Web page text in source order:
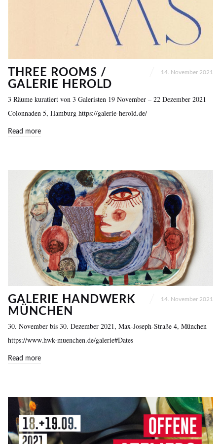
THREE ROOMS /
GALERIE HEROLD
14. November 2021
3 Räume kuratiert von 3 Galeristen 19 November – 22 Dezember 2021
Colonnaden 5, Hamburg https://galerie-herold.de/
Read more
GALERIE HANDWERK
MÜNCHEN
14. November 2021
30. November bis 30. Dezember 2021, Max-Joseph-Straße 4, München
https://www.hwk-muenchen.de/galerie#Dates
Read more